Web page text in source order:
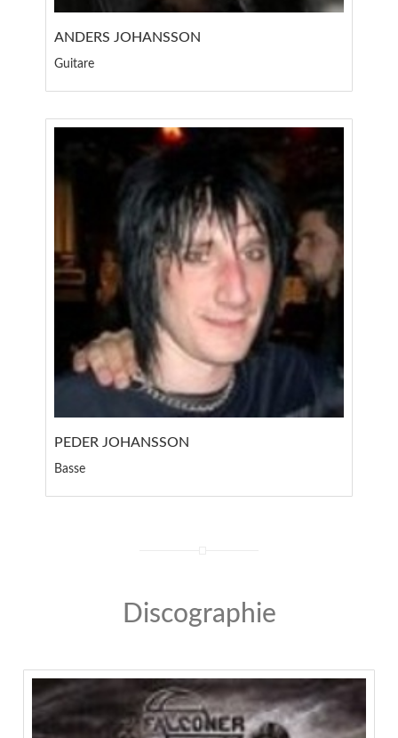
ANDERS JOHANSSON
Guitare
PEDER JOHANSSON
Basse
Discographie